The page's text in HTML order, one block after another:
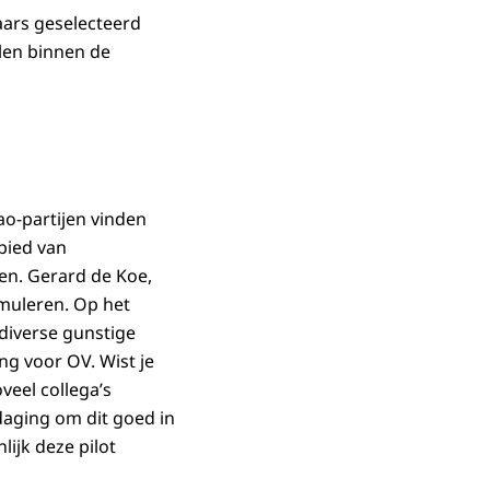
geselecteerd
binnen de
partijen vinden
van
Gerard de Koe,
Op het
gunstige
voor OV. Wist je
collega’s
om dit goed in
deze pilot